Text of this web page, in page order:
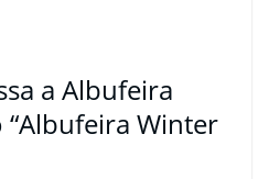
a Albufeira
Winter